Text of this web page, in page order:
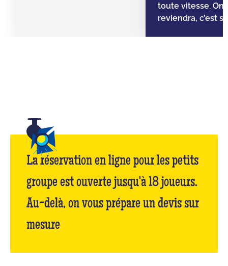
toute vitesse. On
reviendra, c’est
La réservation en ligne pour les petits
groupe est ouverte jusqu'à 18 joueurs.
Au-delà, on vous prépare un devis sur
mesure